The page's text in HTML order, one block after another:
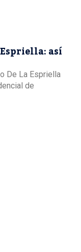
así
De La Espriella
de